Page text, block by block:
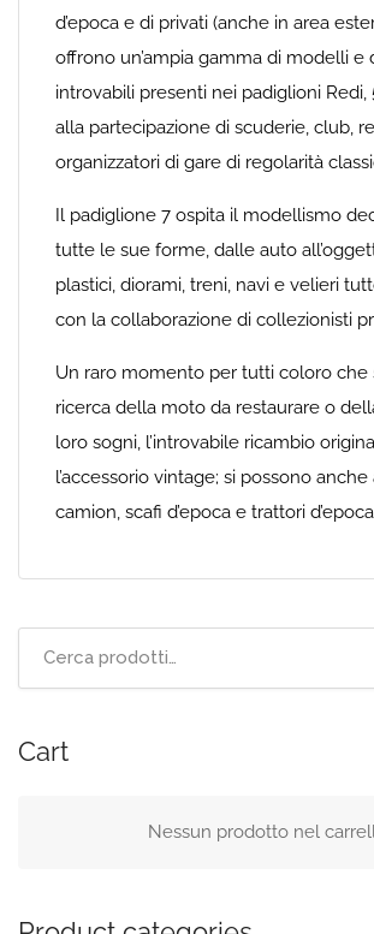
d’epoca e di privati (anche in area
offrono un’ampia gamma di modelli e
introvabili presenti nei padiglioni Redi,
alla partecipazione di scuderie, club,
organizzatori di gare di regolarità
Il padiglione 7 ospita il modellismo
tutte le sue forme, dalle auto
plastici, diorami, treni, navi e velieri
con la collaborazione di collezionisti
Un raro momento per tutti coloro che
ricerca della moto da restaurare o
loro sogni, l’introvabile ricambio
l’accessorio vintage; si possono
camion, scafi d’epoca e trattori
Cart
Nessun prodotto nel